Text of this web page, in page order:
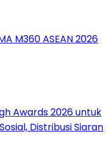
M360 ASEAN 2026
Awards 2026 untuk
Distribusi Siaran